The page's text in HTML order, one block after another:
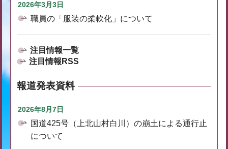
2026年3月3日
職員の「服装の柔軟化」について
注目情報一覧
注目情報RSS
報道発表資料
2026年8月7日
国道425号（上北山村白川）の崩土による通行止
について